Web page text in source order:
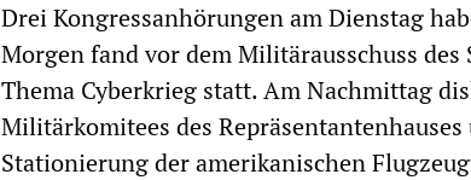
Drei Kongressanhörungen am Dienstag
Morgen fand vor dem Militärausschuss
Thema Cyberkrieg statt. Am Nachmittag
Militärkomitees des
Stationierung der amerikanischen